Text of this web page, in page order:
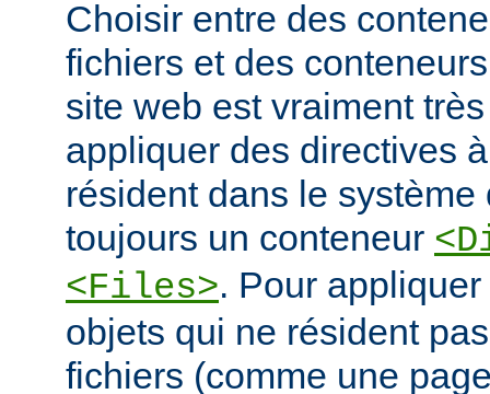
Choisir entre des
fichiers et des
site web est vraiment
appliquer des directives
résident dans le
toujours un conteneur
<Files>. Pour
objets qui ne résident
fichiers (comme une